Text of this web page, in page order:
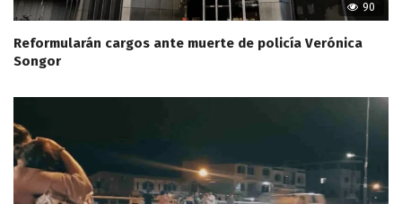
90
Reformularán cargos ante muerte de policía Verónica
Songor